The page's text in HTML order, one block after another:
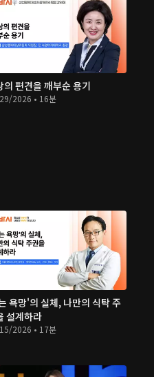
의 편견을 깨부순 용기
2026 • 16분
욕망'의 실체, 나만의 식탁 주
설계하라
2026 • 17분